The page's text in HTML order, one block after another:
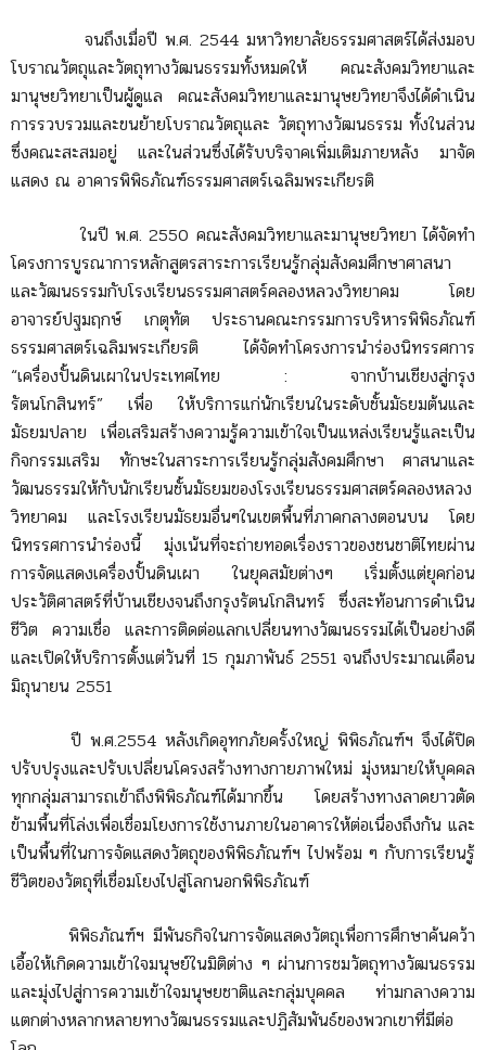
จนถึงเมื่อปี พ.ศ. 2544 มหาวิทยาลัยธรรมศาสตร์ได้ส่งมอบ
โบราณวัตถุและวัตถุทางวัฒนธรรมทั้งหมดให้ คณะสังคมวิทยาและ
มานุษยวิทยาเป็นผู้ดูแล คณะสังคมวิทยาและมานุษยวิทยาจึงได้ดำเนิน
การรวบรวมและขนย้ายโบราณวัตถุและ วัตถุทางวัฒนธรรม ทั้งในส่วน
ซึ่งคณะสะสมอยู่ และในส่วนซึ่งได้รับบริจาคเพิ่มเติมภายหลัง มาจัด
แสดง ณ อาคารพิพิธภัณฑ์ธรรมศาสตร์เฉลิมพระเกียรติ
ในปี พ.ศ. 2550 คณะสังคมวิทยาและมานุษยวิทยา ได้จัดทำ
โครงการบูรณาการหลักสูตรสาระการเรียนรู้กลุ่มสังคมศึกษาศาสนา
และวัฒนธรรมกับโรงเรียนธรรมศาสตร์คลองหลวงวิทยาคม โดย
อาจารย์ปฐมฤกษ์ เกตุทัต ประธานคณะกรรมการบริหารพิพิธภัณฑ์
ธรรมศาสตร์เฉลิมพระเกียรติ ได้จัดทำโครงการนำร่องนิทรรศการ
“เครื่องปั้นดินเผาในประเทศไทย : จากบ้านเชียงสู่กรุง
รัตนโกสินทร์” เพื่อ ให้บริการแก่นักเรียนในระดับชั้นมัธยมต้นและ
มัธยมปลาย เพื่อเสริมสร้างความรู้ความเข้าใจเป็นแหล่งเรียนรู้และเป็น
กิจกรรมเสริม ทักษะในสาระการเรียนรู้กลุ่มสังคมศึกษา ศาสนาและ
วัฒนธรรมให้กับนักเรียนชั้นมัธยมของโรงเรียนธรรมศาสตร์คลองหลวง
วิทยาคม และโรงเรียนมัธยมอื่นๆในเขตพื้นที่ภาคกลางตอนบน โดย
นิทรรศการนำร่องนี้ มุ่งเน้นที่จะถ่ายทอดเรื่องราวของชนชาติไทยผ่าน
การจัดแสดงเครื่องปั้นดินเผา ในยุคสมัยต่างๆ เริ่มตั้งแต่ยุคก่อน
ประวัติศาสตร์ที่บ้านเชียงจนถึงกรุงรัตนโกสินทร์ ซึ่งสะท้อนการดำเนิน
ชีวิต ความเชื่อ และการติดต่อแลกเปลี่ยนทางวัฒนธรรมได้เป็นอย่างดี
และเปิดให้บริการตั้งแต่วันที่ 15 กุมภาพันธ์ 2551 จนถึงประมาณเดือน
มิถุนายน 2551
ปี พ.ศ.2554 หลังเกิดอุทกภัยครั้งใหญ่ พิพิธภัณฑ์ฯ จึงได้ปิด
ปรับปรุงและปรับเปลี่ยนโครงสร้างทางกายภาพใหม่ มุ่งหมายให้บุคคล
ทุกกลุ่มสามารถเข้าถึงพิพิธภัณฑ์ได้มากขึ้น โดยสร้างทางลาดยาวตัด
ข้ามพื้นที่โล่งเพื่อเชื่อมโยงการใช้งานภายในอาคารให้ต่อเนื่องถึงกัน และ
เป็นพื้นที่ในการจัดแสดงวัตถุของพิพิธภัณฑ์ฯ ไปพร้อม ๆ กับการเรียนรู้
ชีวิตของวัตถุที่เชื่อมโยงไปสู่โลกนอกพิพิธภัณฑ์
พิพิธภัณฑ์ฯ มีพันธกิจในการจัดแสดงวัตถุเพื่อการศึกษาค้นคว้า
เอื้อให้เกิดความเข้าใจมนุษย์ในมิติต่าง ๆ ผ่านการชมวัตถุทางวัฒนธรรม
และมุ่งไปสู่การความเข้าใจมนุษยชาติและกลุ่มบุคคล ท่ามกลางความ
แตกต่างหลากหลายทางวัฒนธรรมและปฏิสัมพันธ์ของพวกเขาที่มีต่อ